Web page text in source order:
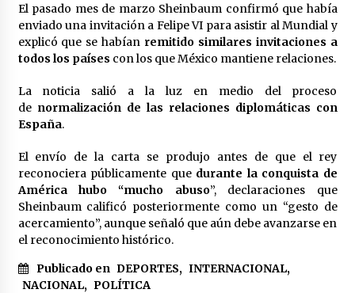
México libraría posible arancel de EE.UU. en
85% de sus exportaciones
2 meses atrás
El pasado mes de marzo Sheinbaum confirmó que había
enviado una invitación a Felipe VI para asistir al Mundial y
explicó que se habían remitido similares invitaciones a
todos los países con los que México mantiene relaciones.
La noticia salió a la luz en medio del proceso
de normalización de las relaciones diplomáticas con
España.
El envío de la carta se produjo antes de que el rey
reconociera públicamente que durante la conquista de
América hubo “mucho abuso”, declaraciones que
Sheinbaum calificó posteriormente como un “gesto de
acercamiento”, aunque señaló que aún debe avanzarse en
el reconocimiento histórico.
Publicado en DEPORTES, INTERNACIONAL,
NACIONAL, POLÍTICA